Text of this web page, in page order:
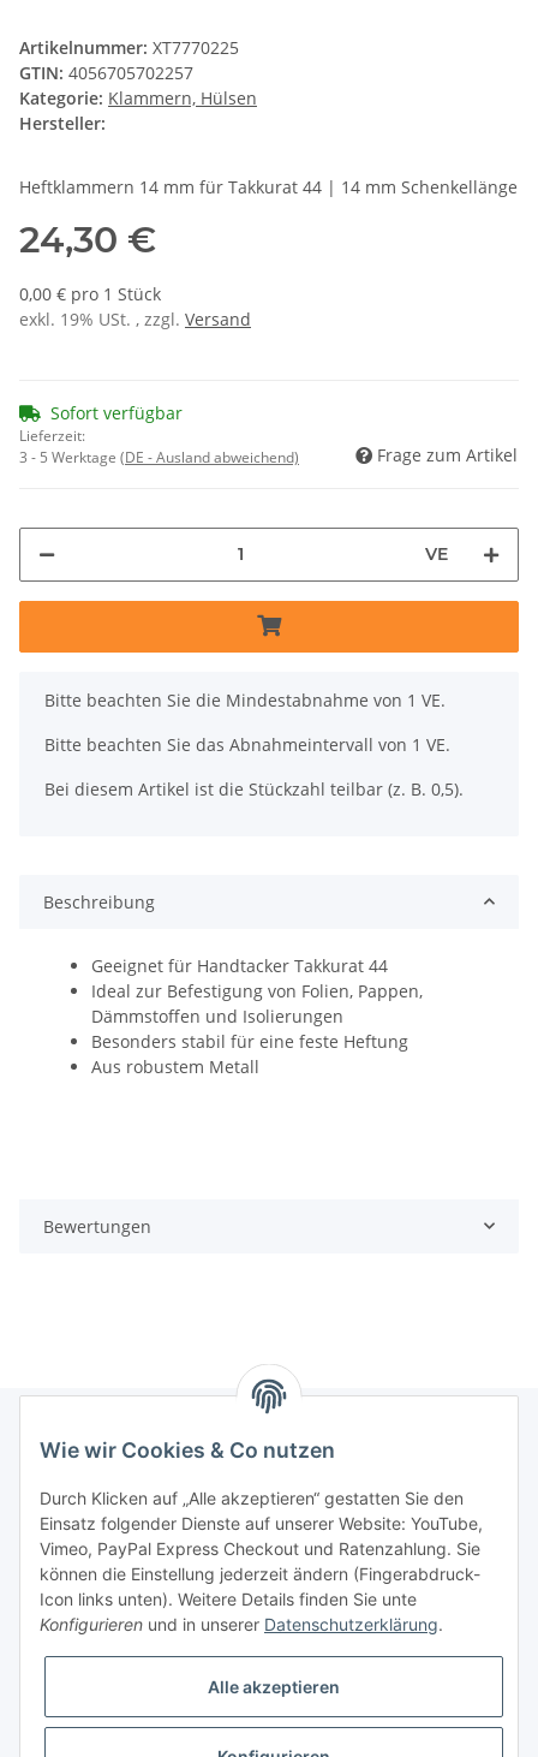
Artikelnummer: XT7770225
GTIN: 4056705702257
Kategorie: Klammern, Hülsen
Hersteller:
Heftklammern 14 mm für Takkurat 44 | 14 mm Schenkellänge
24,30 €
0,00 € pro 1 Stück
exkl. 19% USt. , zzgl. Versand
Sofort verfügbar
Lieferzeit:
3 - 5 Werktage (DE - Ausland abweichend) Frage zum Artikel
VE
x
Bitte beachten Sie die Mindestabnahme von 1 VE.
Bitte beachten Sie das Abnahmeintervall von 1 VE.
Bei diesem Artikel ist die Stückzahl teilbar (z. B. 0,5).
Beschreibung
Geeignet für Handtacker Takkurat 44
Ideal zur Befestigung von Folien, Pappen,
Dämmstoffen und Isolierungen
Besonders stabil für eine feste Heftung
Aus robustem Metall
Bewertungen
Gesetzliche Informationen
Vertrag widerrufen
Wie wir Cookies & Co nutzen
Durch Klicken auf „Alle akzeptieren“ gestatten Sie den
Einsatz folgender Dienste auf unserer Website: YouTube,
Vimeo, PayPal Express Checkout und Ratenzahlung. Sie
können die Einstellung jederzeit ändern (Fingerabdruck-
Icon links unten). Weitere Details finden Sie unte
Konfigurieren und in unserer Datenschutzerklärung.
Alle akzeptieren